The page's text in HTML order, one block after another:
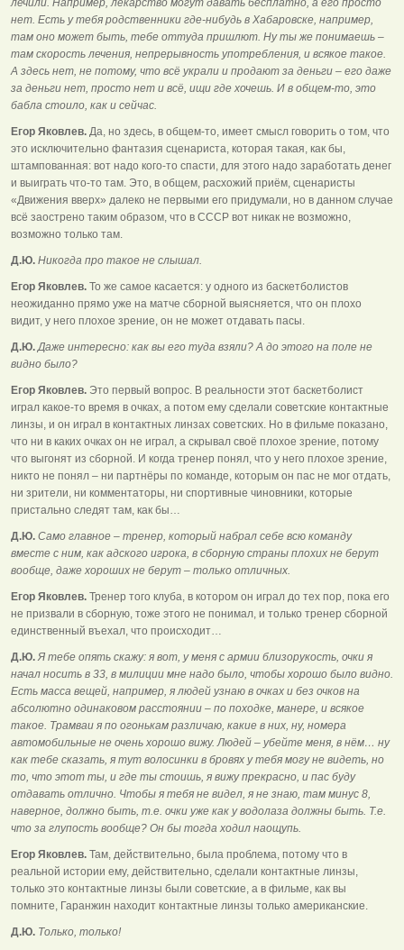
лечили. Например, лекарство могут давать бесплатно, а его просто
нет. Есть у тебя родственники где-нибудь в Хабаровске, например,
там оно может быть, тебе оттуда пришлют. Ну ты же понимаешь –
там скорость лечения, непрерывность употребления, и всякое такое.
А здесь нет, не потому, что всё украли и продают за деньги – его даже
за деньги нет, просто нет и всё, ищи где хочешь. И в общем-то, это
бабла стоило, как и сейчас.
Егор Яковлев. Да, но здесь, в общем-то, имеет смысл говорить о том, что
это исключительно фантазия сценариста, которая такая, как бы,
штампованная: вот надо кого-то спасти, для этого надо заработать денег
и выиграть что-то там. Это, в общем, расхожий приём, сценаристы
«Движения вверх» далеко не первыми его придумали, но в данном случае
всё заострено таким образом, что в СССР вот никак не возможно,
возможно только там.
Д.Ю. Никогда про такое не слышал.
Егор Яковлев. То же самое касается: у одного из баскетболистов
неожиданно прямо уже на матче сборной выясняется, что он плохо
видит, у него плохое зрение, он не может отдавать пасы.
Д.Ю.Даже интересно: как вы его туда взяли? А до этого на поле не
видно было?
Егор Яковлев. Это первый вопрос. В реальности этот баскетболист
играл какое-то время в очках, а потом ему сделали советские контактные
линзы, и он играл в контактных линзах советских. Но в фильме показано,
что ни в каких очках он не играл, а скрывал своё плохое зрение, потому
что выгонят из сборной. И когда тренер понял, что у него плохое зрение,
никто не понял – ни партнёры по команде, которым он пас не мог отдать,
ни зрители, ни комментаторы, ни спортивные чиновники, которые
пристально следят там, как бы…
Д.Ю. Само главное – тренер, который набрал себе всю команду
вместе с ним, как адского игрока, в сборную страны плохих не берут
вообще, даже хороших не берут – только отличных.
Егор Яковлев. Тренер того клуба, в котором он играл до тех пор, пока его
не призвали в сборную, тоже этого не понимал, и только тренер сборной
единственный въехал, что происходит…
Д.Ю.Я тебе опять скажу: я вот, у меня с армии близорукость, очки я
начал носить в 33, в милиции мне надо было, чтобы хорошо было видно.
Есть масса вещей, например, я людей узнаю в очках и без очков на
абсолютно одинаковом расстоянии – по походке, манере, и всякое
такое. Трамваи я по огонькам различаю, какие в них, ну, номера
автомобильные не очень хорошо вижу. Людей – убейте меня, в нём… ну
как тебе сказать, я тут волосинки в бровях у тебя могу не видеть, но
то, что этот ты, и где ты стоишь, я вижу прекрасно, и пас буду
отдавать отлично. Чтобы я тебя не видел, я не знаю, там минус 8,
наверное, должно быть, т.е. очки уже как у водолаза должны быть. Т.е.
что за глупость вообще? Он бы тогда ходил наощупь.
Егор Яковлев. Там, действительно, была проблема, потому что в
реальной истории ему, действительно, сделали контактные линзы,
только это контактные линзы были советские, а в фильме, как вы
помните, Гаранжин находит контактные линзы только американские.
Д.Ю. Только, только!